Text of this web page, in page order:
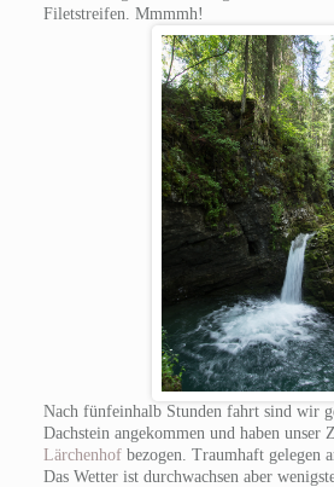
Filetstreifen. Mmmmh!
Nach fünfeinhalb Stunden fahrt sind wir
Dachstein angekommen und haben unser
Lärchenhofbezogen. Traumhaft gelegen
Das Wetter ist durchwachsen aber